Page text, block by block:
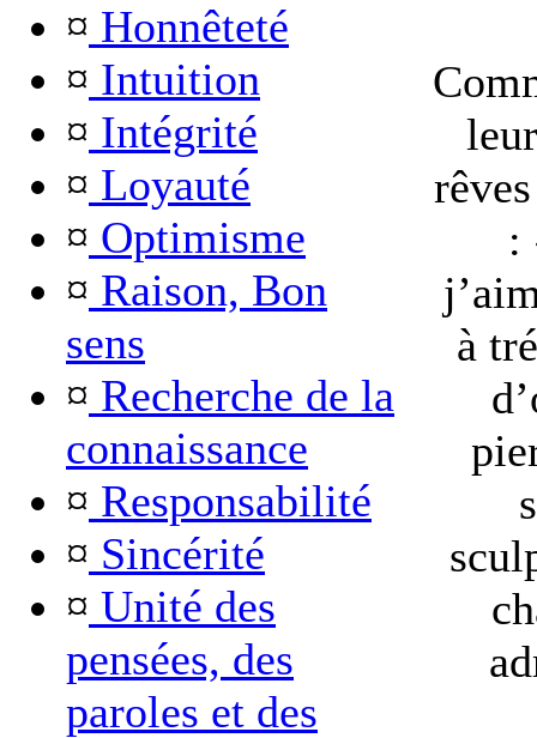
¤ Honnêteté
¤ Intuition
¤ Intégrité
¤ Loyauté
¤ Optimisme
¤ Raison, Bon
sens
¤ Recherche de la
connaissance
¤ Responsabilité
¤ Sincérité
¤ Unité des
pensées, des
paroles et des
:
à